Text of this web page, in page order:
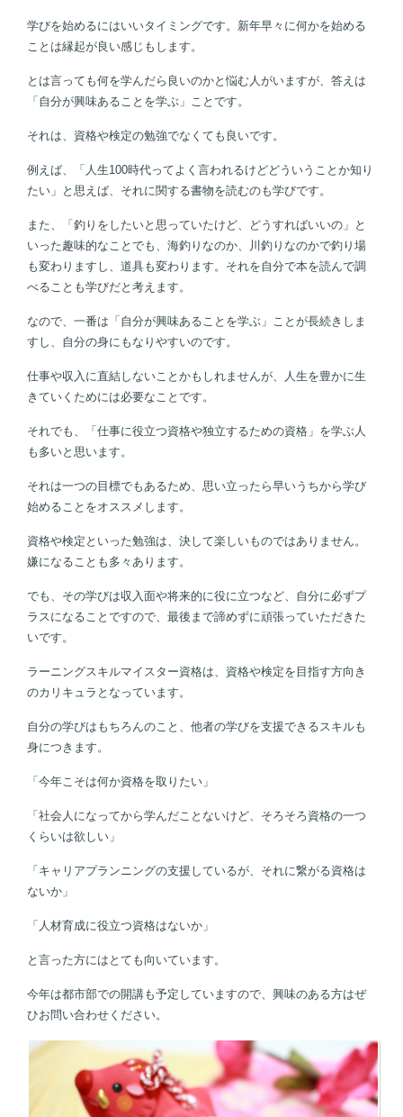
学びを始めるにはいいタイミングです。新年早々に何かを始める
ことは縁起が良い感じもします。
とは言っても何を学んだら良いのかと悩む人がいますが、答えは
「自分が興味あることを学ぶ」ことです。
それは、資格や検定の勉強でなくても良いです。
例えば、「人生100時代ってよく言われるけどどういうことか知り
たい」と思えば、それに関する書物を読むのも学びです。
また、「釣りをしたいと思っていたけど、どうすればいいの」と
いった趣味的なことでも、海釣りなのか、川釣りなのかで釣り場
も変わりますし、道具も変わります。それを自分で本を読んで調
べることも学びだと考えます。
なので、一番は「自分が興味あることを学ぶ」ことが長続きしま
すし、自分の身にもなりやすいのです。
仕事や収入に直結しないことかもしれませんが、人生を豊かに生
きていくためには必要なことです。
それでも、「仕事に役立つ資格や独立するための資格」を学ぶ人
も多いと思います。
それは一つの目標でもあるため、思い立ったら早いうちから学び
始めることをオススメします。
資格や検定といった勉強は、決して楽しいものではありません。
嫌になることも多々あります。
でも、その学びは収入面や将来的に役に立つなど、自分に必ずプ
ラスになることですので、最後まで諦めずに頑張っていただきた
いです。
ラーニングスキルマイスター資格は、資格や検定を目指す方向き
のカリキュラとなっています。
自分の学びはもちろんのこと、他者の学びを支援できるスキルも
身につきます。
「今年こそは何か資格を取りたい」
「社会人になってから学んだことないけど、そろそろ資格の一つ
くらいは欲しい」
「キャリアプランニングの支援しているが、それに繋がる資格は
ないか」
「人材育成に役立つ資格はないか」
と言った方にはとても向いています。
今年は都市部での開講も予定していますので、興味のある方はぜ
ひお問い合わせください。